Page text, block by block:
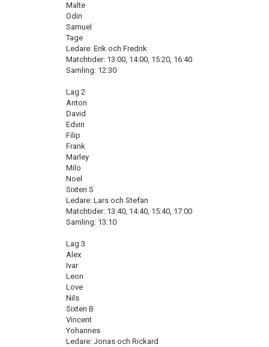
Malte
Odin
Samuel
Tage
Ledare: Erik och Fredrik
Matchtider: 13:00, 14:00, 15:20, 16:40
Samling: 12:30
Lag 2
Anton
David
Edvin
Filip
Frank
Marley
Milo
Noel
Sixten S
Ledare: Lars och Stefan
Matchtider: 13:40, 14:40, 15:40, 17:00
Samling: 13:10
Lag 3
Alex
Ivar
Leon
Love
Nils
Sixten B
Vincent
Yohannes
Ledare: Jonas och Rickard